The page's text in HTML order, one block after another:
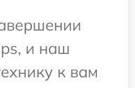
и наш
к вам